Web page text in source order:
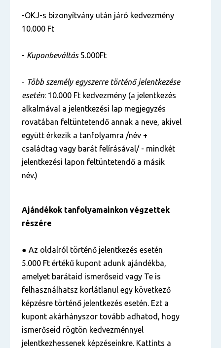
-OKJ-s bizonyítvány után járó kedvezmény
10.000 Ft
- Kuponbeváltás5.000Ft
- Több személy egyszerre történő jelentkezése
esetén: 10.000 Ft kedvezmény (a jelentkezés
alkalmával a jelentkezési lap megjegyzés
rovatában feltüntetendő annak a neve, akivel
együtt érkezik a tanfolyamra /név +
családtag vagy barát felírásával/ - mindkét
jelentkezési lapon feltüntetendő a másik
név.)
Ajándékok tanfolyamainkon végzettek
részére
● Az oldalról történő jelentkezés esetén
5.000 Ft értékű kupont adunk ajándékba,
amelyet barátaid ismerőseid vagy Te is
felhasználhatsz korlátlanul egy következő
képzésre történő jelentkezés esetén. Ezt a
kupont akárhányszor tovább adhatod, hogy
ismerőseid rögtön kedvezménnyel
jelentkezhessenek képzéseinkre. Kattints a